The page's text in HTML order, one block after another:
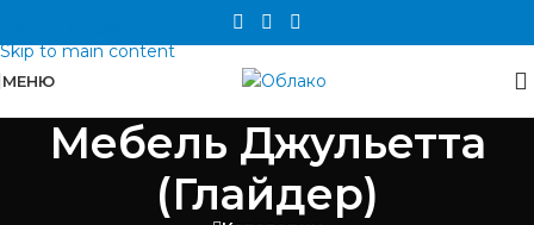
Skip to main content
МЕНЮ
Мебель Джульетта
(Глайдер)